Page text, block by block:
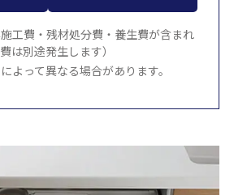
工費・残材処分費・養生費が含まれ
は別途発生します）
よって異なる場合があります。